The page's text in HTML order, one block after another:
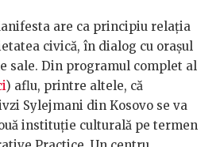
are ca principiu relația
civică, în dialog cu orașul
sale. Din programul complet al
) aflu, printre altele, că
Sylejmani din Kosovo se va
instituție culturală pe termen